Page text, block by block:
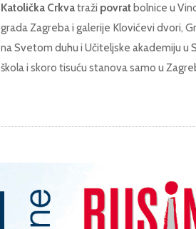
Katolička Crkvatraži povratbolnice u
grada Zagreba i galerije Klovićevi dvori,
na Svetom duhu i Učiteljske akademiju u
škola i skoro tisuću stanova samo u